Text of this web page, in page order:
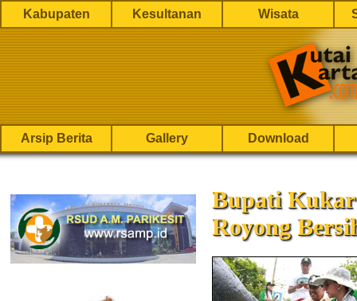
Kabupaten Kesultanan Wisata
Arsip Berita Gallery Download
Bupati
Royong